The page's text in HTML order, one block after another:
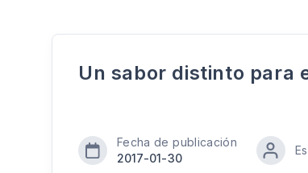
Un sabor distinto para
Fecha de publicación
2017-01-30